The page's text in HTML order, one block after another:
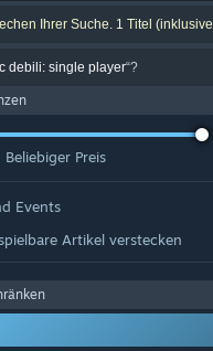
Ihrer Suche. 1 Titel (inklusive
debili: single player“?
Beliebiger Preis
Events
Artikel verstecken